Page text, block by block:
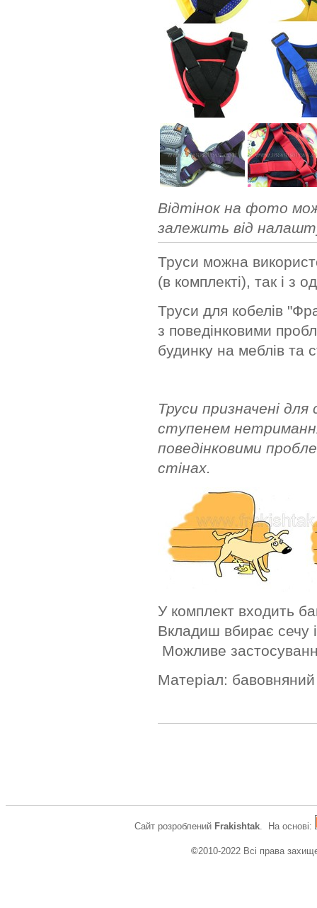
Відтінок на фото
залежить від
Труси можна
(в комплекті), так і з
Труси для кобелів
з поведінковими
будинку на меблів та
Труси призначені для
ступенем
поведінковими
стінах.
У комплект входить
Вкладиш вбирає сечу
Можливе
Матеріал: бавовняний
Сайт розроблений Frakishtak. На основі:
©2010-2022 Всі права